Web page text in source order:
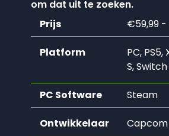
om dat uit te zoeken.
Prijs
€59,99
Platform
PC, PS5,
S,
PC Software Steam
Ontwikkelaar